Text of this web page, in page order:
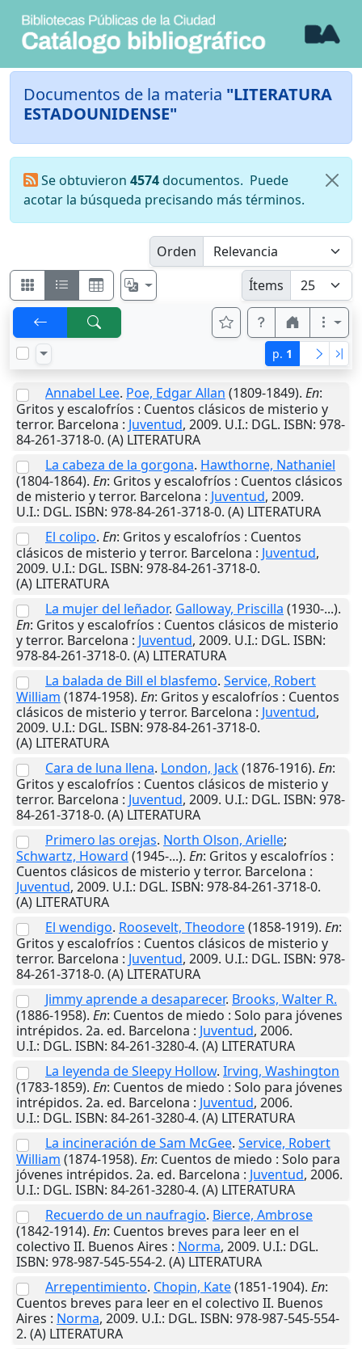
Documentos de la materia "LITERATURA
ESTADOUNIDENSE"
Se obtuvieron 4574documentos. Puede
acotar la búsqueda precisando más términos.
Orden
Ítems
p. 1
Annabel Lee. Poe, Edgar Allan (1809-1849). En:
Gritos y escalofríos : Cuentos clásicos de misterio y
terror. Barcelona : Juventud, 2009. U.I.: DGL. ISBN: 978-
84-261-3718-0. (A) LITERATURA
La cabeza de la gorgona. Hawthorne, Nathaniel
(1804-1864). En: Gritos y escalofríos : Cuentos clásicos
de misterio y terror. Barcelona : Juventud, 2009.
U.I.: DGL. ISBN: 978-84-261-3718-0. (A) LITERATURA
El colipo. En: Gritos y escalofríos : Cuentos
clásicos de misterio y terror. Barcelona : Juventud,
2009. U.I.: DGL. ISBN: 978-84-261-3718-0.
(A) LITERATURA
La mujer del leñador. Galloway, Priscilla (1930-...).
En: Gritos y escalofríos : Cuentos clásicos de misterio
y terror. Barcelona : Juventud, 2009. U.I.: DGL. ISBN:
978-84-261-3718-0. (A) LITERATURA
La balada de Bill el blasfemo. Service, Robert
William (1874-1958). En: Gritos y escalofríos : Cuentos
clásicos de misterio y terror. Barcelona : Juventud,
2009. U.I.: DGL. ISBN: 978-84-261-3718-0.
(A) LITERATURA
Cara de luna llena. London, Jack(1876-1916). En:
Gritos y escalofríos : Cuentos clásicos de misterio y
terror. Barcelona : Juventud, 2009. U.I.: DGL. ISBN: 978-
84-261-3718-0. (A) LITERATURA
Primero las orejas. North Olson, Arielle;
Schwartz, Howard (1945-...). En: Gritos y escalofríos :
Cuentos clásicos de misterio y terror. Barcelona :
Juventud, 2009. U.I.: DGL. ISBN: 978-84-261-3718-0.
(A) LITERATURA
El wendigo. Roosevelt, Theodore(1858-1919). En:
Gritos y escalofríos : Cuentos clásicos de misterio y
terror. Barcelona : Juventud, 2009. U.I.: DGL. ISBN: 978-
84-261-3718-0. (A) LITERATURA
Jimmy aprende a desaparecer. Brooks, Walter R.
(1886-1958). En: Cuentos de miedo : Solo para jóvenes
intrépidos. 2a. ed. Barcelona : Juventud, 2006.
U.I.: DGL. ISBN: 84-261-3280-4. (A) LITERATURA
La leyenda de Sleepy Hollow. Irving, Washington
(1783-1859). En: Cuentos de miedo : Solo para jóvenes
intrépidos. 2a. ed. Barcelona : Juventud, 2006.
U.I.: DGL. ISBN: 84-261-3280-4. (A) LITERATURA
La incineración de Sam McGee. Service, Robert
William (1874-1958). En: Cuentos de miedo : Solo para
jóvenes intrépidos. 2a. ed. Barcelona : Juventud, 2006.
U.I.: DGL. ISBN: 84-261-3280-4. (A) LITERATURA
Recuerdo de un naufragio. Bierce, Ambrose
(1842-1914). En: Cuentos breves para leer en el
colectivo II. Buenos Aires : Norma, 2009. U.I.: DGL.
ISBN: 978-987-545-554-2. (A) LITERATURA
Arrepentimiento. Chopin, Kate(1851-1904). En:
Cuentos breves para leer en el colectivo II. Buenos
Aires : Norma, 2009. U.I.: DGL. ISBN: 978-987-545-554-
2. (A) LITERATURA